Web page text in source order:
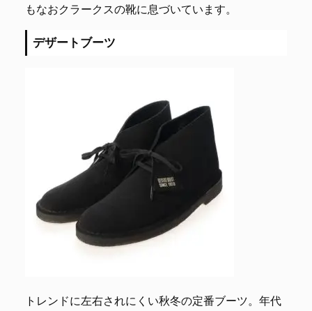
もなおクラークスの靴に息づいています。
デザートブーツ
トレンドに左右されにくい秋冬の定番ブーツ。年代